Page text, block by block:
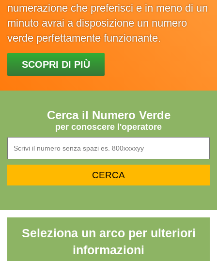
numerazione che preferisci e in meno di un
minuto avrai a disposizione un numero
verde perfettamente funzionante.
SCOPRI DI PIÙ
Cerca il Numero Verde
per conoscere l'operatore
Seleziona un arco per ulteriori
informazioni